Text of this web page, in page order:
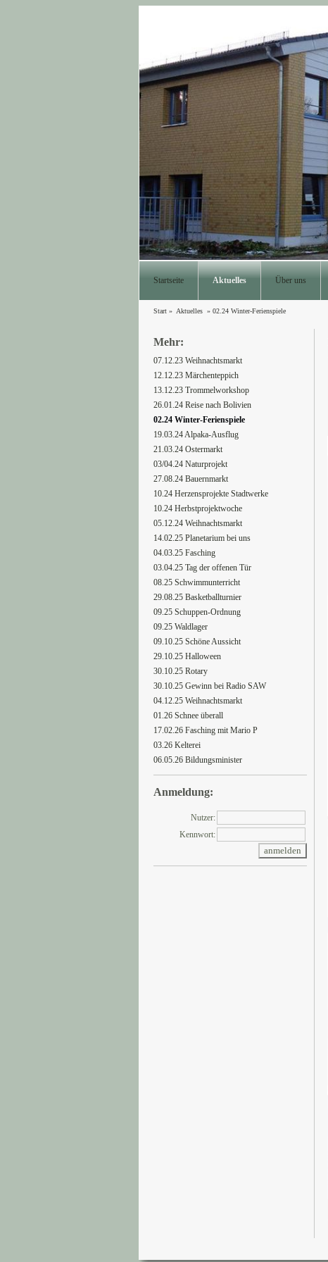
Startseite Aktuelles Über uns
Start» Aktuelles » 02.24 Winter-Ferienspiele
Mehr:
07.12.23 Weihnachtsmarkt
12.12.23 Märchenteppich
13.12.23 Trommelworkshop
26.01.24 Reise nach Bolivien
02.24 Winter-Ferienspiele
19.03.24 Alpaka-Ausflug
21.03.24 Ostermarkt
03/04.24 Naturprojekt
27.08.24 Bauernmarkt
10.24 Herzensprojekte Stadtwerke
10.24 Herbstprojektwoche
05.12.24 Weihnachtsmarkt
14.02.25 Planetarium bei uns
04.03.25 Fasching
03.04.25 Tag der offenen Tür
08.25 Schwimmunterricht
29.08.25 Basketballturnier
09.25 Schuppen-Ordnung
09.25 Waldlager
09.10.25 Schöne Aussicht
29.10.25 Halloween
30.10.25 Rotary
30.10.25 Gewinn bei Radio SAW
04.12.25 Weihnachtsmarkt
01.26 Schnee überall
17.02.26 Fasching mit Mario P
03.26 Kelterei
06.05.26 Bildungsminister
Anmeldung:
Nutzer:
Kennwort: